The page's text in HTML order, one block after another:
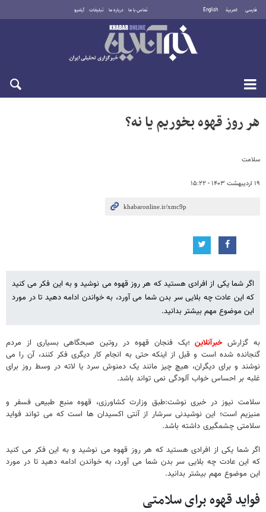
فارسی العربية English تماس با ما درباره ما تبلیغات آرشیو
پنجشنبه ۱۵ مرداد ۱۴۰۵
سلامت
۱۹ اردیبهشت ۱۴۰۳ - ۱۵:۲۲
هر روز قهوه بخوریم یا نه؟
اگر شما یکی از افرادی هستید که هر روز قهوه می نوشید و به این فکر می کنید
که این عادت چه بلایی سر بدن شما می آورد، به خواندن ادامه دهید تا در مورد
این موضوع مهم بیشتر بدانید.
به گزارشخبرآنلاین؛یک فنجان قهوه در روتین صبحگاهی بسیاری از مردم
گنجانده شده است و قبل از اینکه حتی به انجام کار دیگری فکر کنند، آن را می
نوشند و برای دیگران، هیچ چیز مانند یک دمنوش سرد یا لاته در وسط روز برای
غلبه بر احساس خواب آلودگی نمی تواند باشد.
سلامت نیوز در خبری نوشت:طبق وزارت کشاورزی، قهوه منبع طبیعی فسفر و
منیزیم است؛ این نوشیدنی سرشار از آنتی اکسیدان ها است که می تواند فواید
سلامتی چشمگیری داشته باشد.
اگر شما یکی از افرادی هستید که هر روز قهوه می نوشید و به این فکر می کنید
که این عادت چه بلایی سر بدن شما می آورد، به خواندن ادامه دهید تا در مورد
این موضوع مهم بیشتر بدانید.
فواید قهوه برای سلامتی